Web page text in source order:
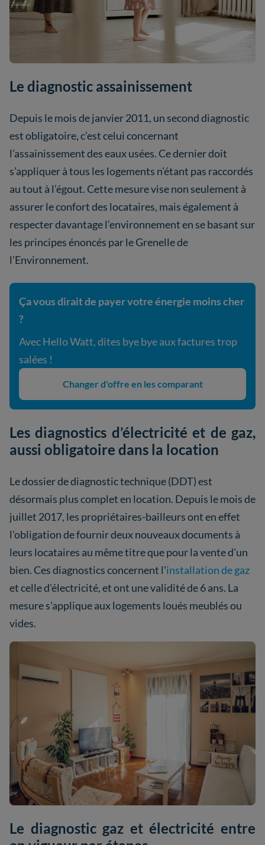
Le diagnostic assainissement
Depuis le mois de janvier 2011, un second diagnostic
est obligatoire, c’est celui concernant
l’assainissement des eaux usées. Ce dernier doit
s’appliquer à tous les logements n’étant pas raccordés
au tout à l’égout. Cette mesure vise non seulement à
assurer le confort des locataires, mais également à
respecter davantage l’environnement en se basant sur
les principes énoncés par le Grenelle de
l’Environnement.
Ça vous dirait de payer votre énergie moins cher
?
Avec Hello Watt, dites bye bye aux factures trop
salées !
Changer d'offre en les comparant
Les diagnostics d’électricité et de gaz,
aussi obligatoire dans la location
Le dossier de diagnostic technique (DDT) est
désormais plus complet en location. Depuis le mois de
juillet 2017, les propriétaires-bailleurs ont en effet
l'obligation de fournir deux nouveaux documents à
leurs locataires au même titre que pour la vente d’un
bien. Ces diagnostics concernent l'installation de gaz
et celle d'électricité, et ont une validité de 6 ans. La
mesure s'applique aux logements loués meublés ou
vides.
Le diagnostic gaz et électricité entre